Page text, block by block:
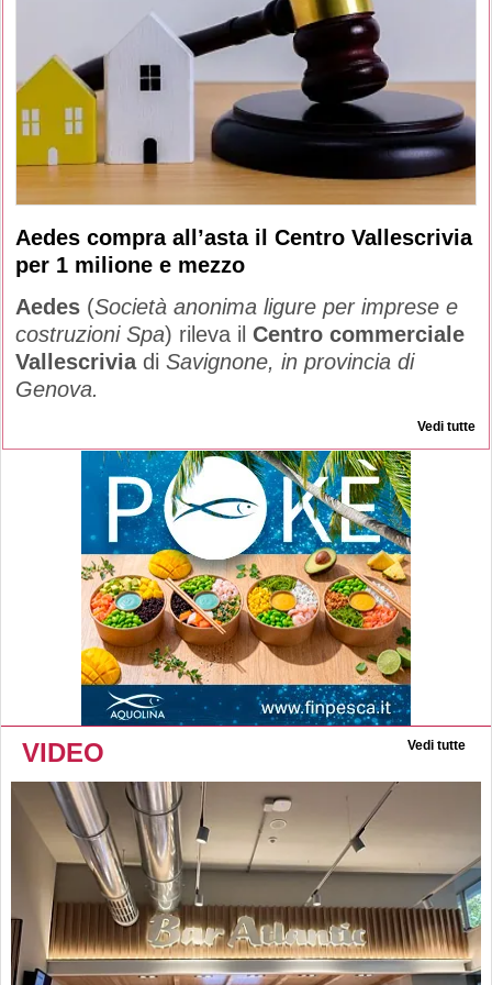
Aedes compra all’asta il Centro Vallescrivia
per 1 milione e mezzo
Aedes (Società anonima ligure per imprese e
costruzioni Spa) rileva il Centro commerciale
Vallescriviadi Savignone, in provincia di
Genova.
Vedi tutte
VIDEO Vedi tutte